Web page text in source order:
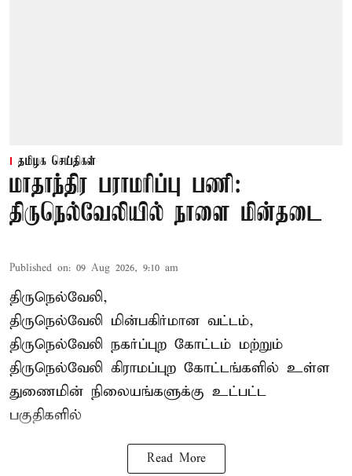
தமிழக செய்திகள்
மாதாந்திர பராமரிப்பு பணி:
திருநெல்வேலியில் நாளை மின்தடை
Published on: 09 Aug 2026, 9:10 am
திருநெல்வேலி,
திருநெல்வேலி மின்பகிர்மான வட்டம்,
திருநெல்வேலி நகர்ப்புற கோட்டம் மற்றும்
திருநெல்வேலி கிராமப்புற கோட்டங்களில் உள்ள
துணைமின் நிலையங்களுக்கு உட்பட்ட
பகுதிகளில்
Read More